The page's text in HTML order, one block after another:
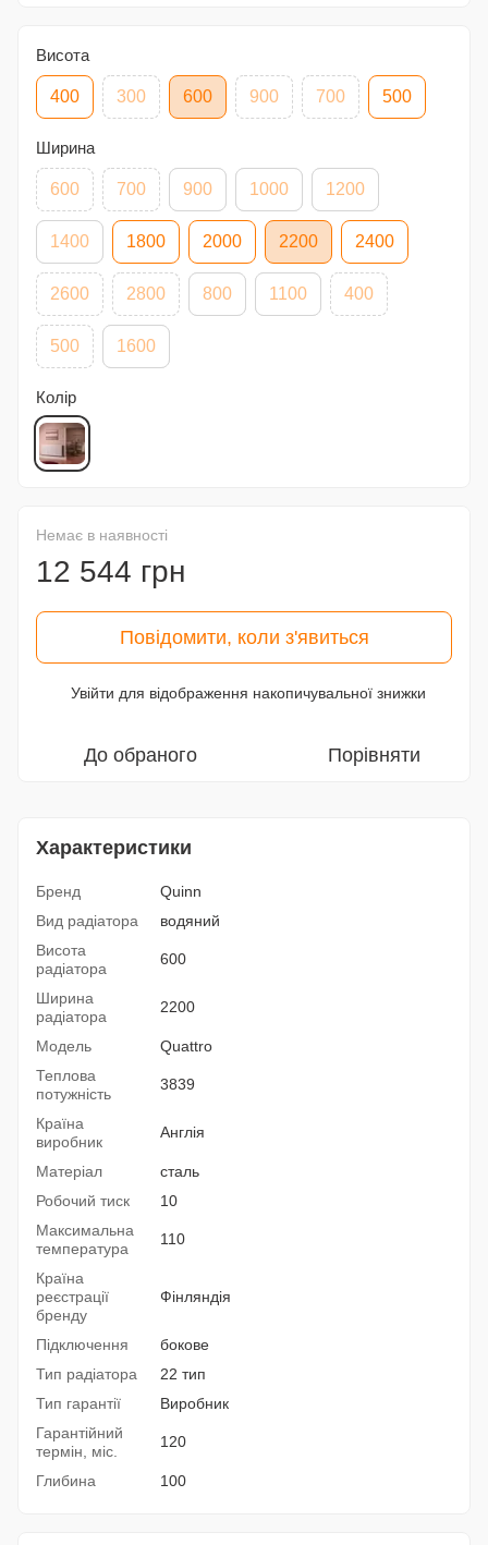
Висота
400 300 600 900 700 500
Ширина
600 700 900 1000 1200
1400 1800 2000 2200 2400
2600 2800 800 1100 400
500 1600
Колір
Немає в наявності
12 544 грн
Повідомити, коли з'явиться
Увійти для відображення накопичувальної знижки
До обраного Порівняти
Характеристики
Бренд
Quinn
Вид радіатора
водяний
Висота
радіатора
600
Ширина
радіатора
2200
Модель
Quattro
Теплова
потужність
3839
Країна
виробник
Англія
Матеріал
сталь
Робочий тиск
10
Максимальна
температура
110
Країна
реєстрації
бренду
Фінляндія
Підключення
бокове
Тип радіатора
22 тип
Тип гарантії
Виробник
Гарантійний
термін, міс.
120
Глибина 100